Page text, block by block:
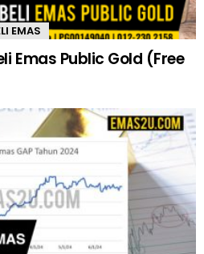
EMAS
Emas Public Gold (Free